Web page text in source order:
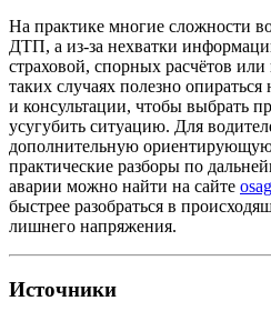
На практике многие сложности
ДТП, а из‑за нехватки
страховой, спорных расчётов
таких случаях полезно
и консультации, чтобы выбрать
усугубить ситуацию. Для
дополнительную
практические разборы по
аварии можно найти на сайте
быстрее разобраться в
лишнего напряжения.
Источники